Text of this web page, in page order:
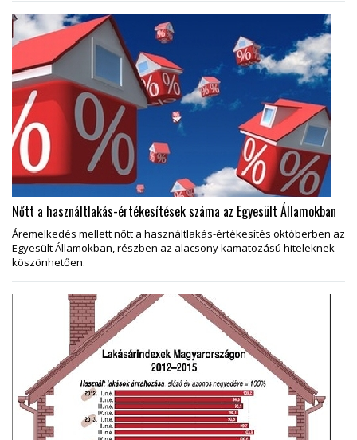
Nőtt a használtlakás-értékesítések száma az Egyesült Államokban
Áremelkedés mellett nőtt a használtlakás-értékesítés októberben az
Egyesült Államokban, részben az alacsony kamatozású hiteleknek
köszönhetően.